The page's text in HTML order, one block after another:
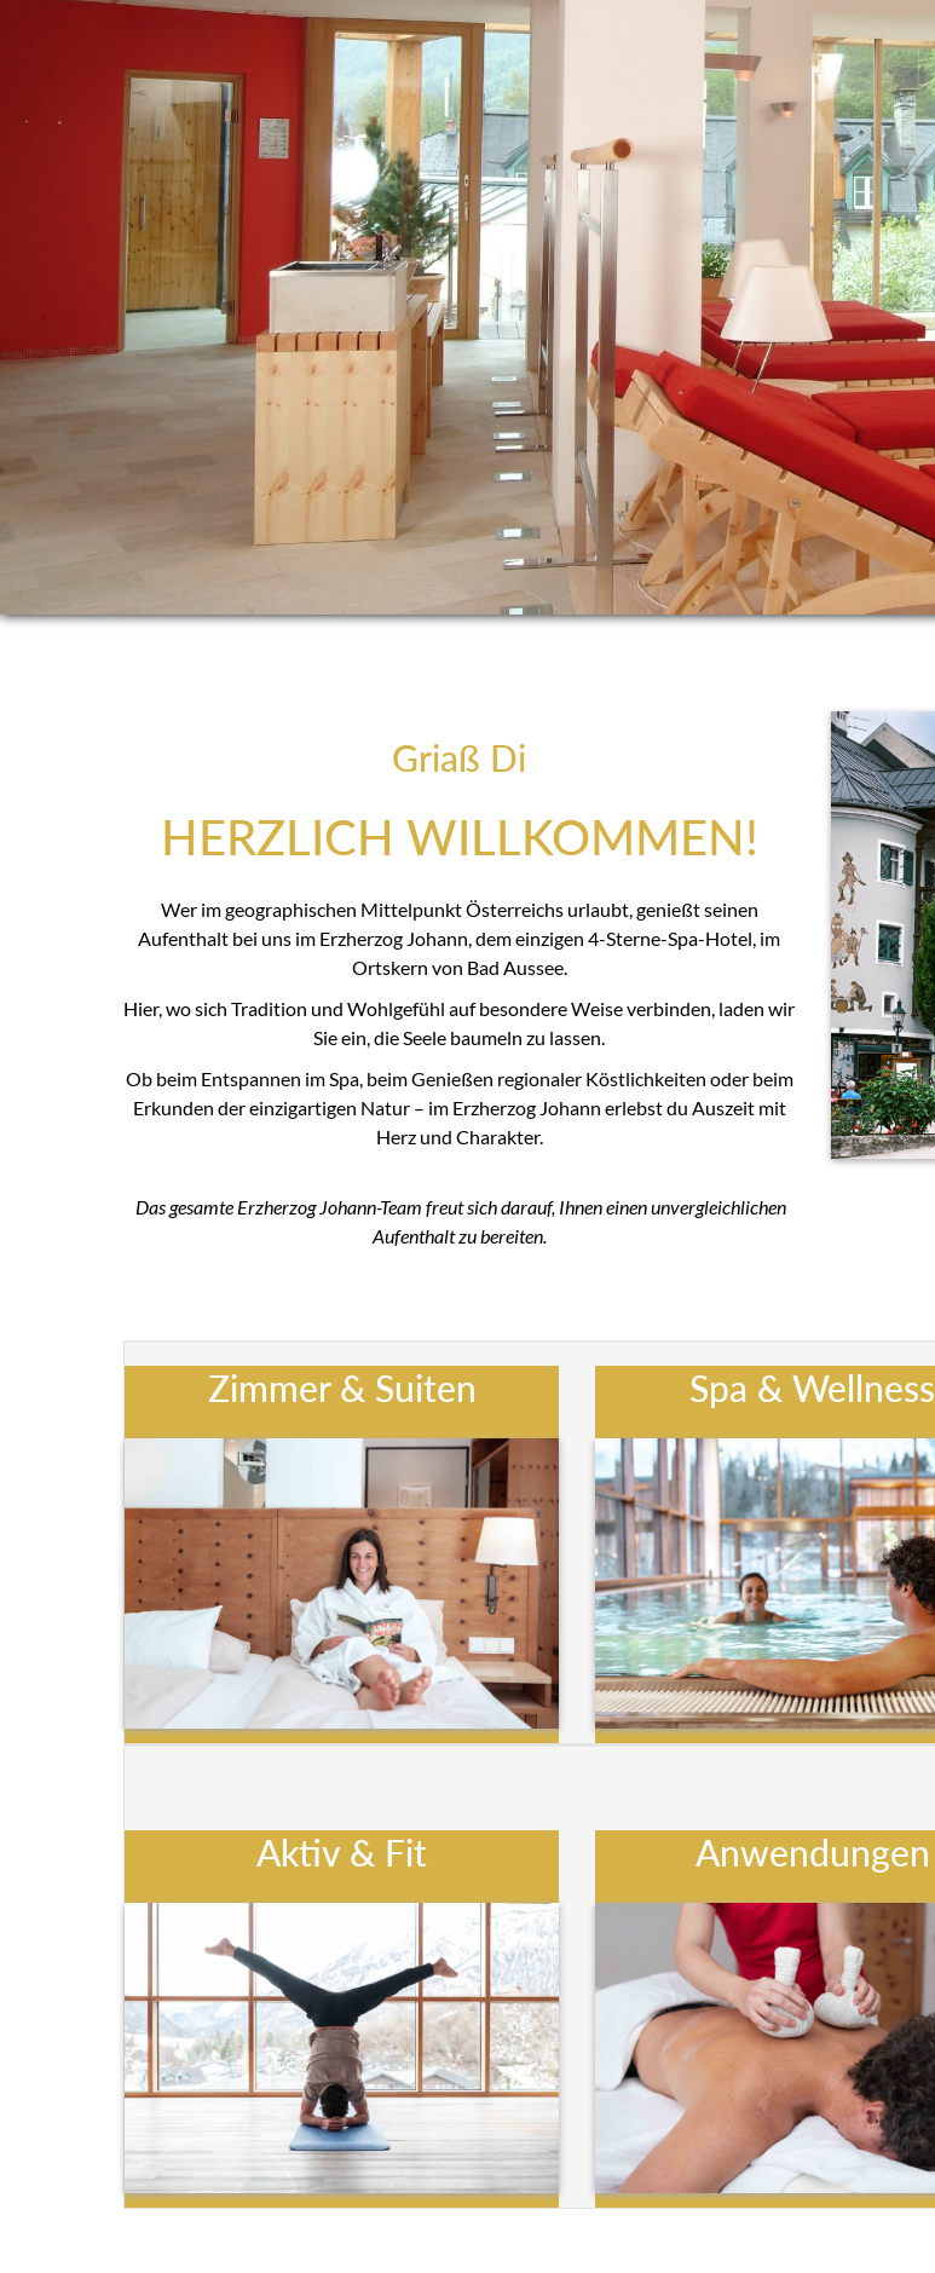
Griaß Di
HERZLICH WILLKOMMEN!
Wer im geographischen Mittelpunkt Österreichs urlaubt, genießt seinen
Aufenthalt bei uns im Erzherzog Johann, dem einzigen 4-Sterne-Spa-Hotel, im
Ortskern von Bad Aussee.
Hier, wo sich Tradition und Wohlgefühl auf besondere Weise verbinden, laden wir
Sie ein, die Seele baumeln zu lassen.
Ob beim Entspannen im Spa, beim Genießen regionaler Köstlichkeiten oder beim
Erkunden der einzigartigen Natur – im Erzherzog Johann erlebst du Auszeit mit
Herz und Charakter.
Das gesamte Erzherzog Johann-Team freut sich darauf, Ihnen einen unvergleichlichen
Aufenthalt zu bereiten.
Zimmer & Suiten Spa & Wellness
Aktiv & Fit Anwendungen